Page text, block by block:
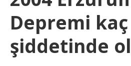
Depremi kaç
şiddetinde